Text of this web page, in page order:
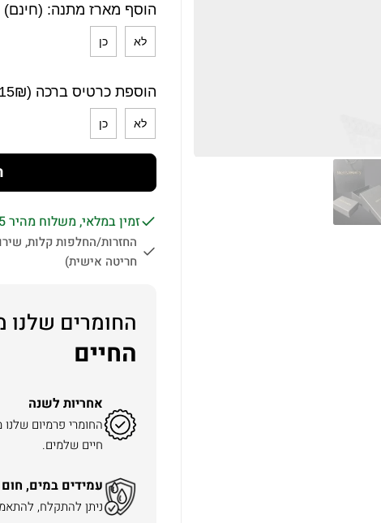
הוסף מארז מתנה: (חינם)
לא כן
הוספת כרטיס ברכה (15₪)
לא כן
זמין במלאי, משלוח מהיר 1-5 ימי עסקים לכל הארץ.
החזרות/החלפות קלות,
חריטה אישית)
החומרים שלנו
החיים
אחריות לשנה
החומרי פרמיום
חיים שלמים.
עמידים במים, חום
ניתן להתקלח,